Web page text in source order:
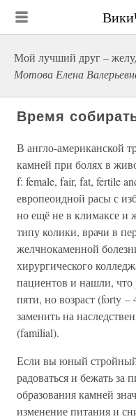
Мой лучший друг –
Мотова Елена
Время
В англо-американской
камней при болях в
f: female, fair, fat, fertile
европеоидной расы с
но ещё не в климаксе и
типу колики, врачи в
желчнокаменной
хирургического
пациентов и нашли, что
пяти, но возраст (forty
заменить на
(familial).
Если вы юный
радоваться и бежать за
образования камней
изменение питания и